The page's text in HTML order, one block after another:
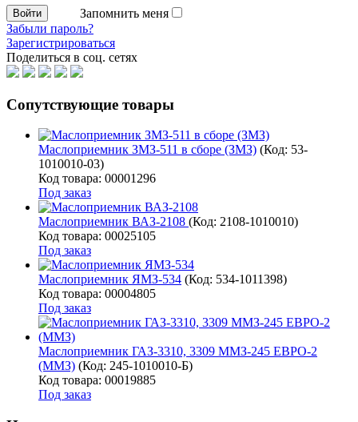
Запомнить меня
Забыли пароль?
Зарегистрироваться
Поделиться в соц. сетях
Сопутствующие товары
Маслоприемник ЗМЗ-511 в сборе (ЗМЗ) (Код: 53-
1010010-03)
Код товара: 00001296
Под заказ
Маслоприемник ВАЗ-2108 (Код: 2108-1010010)
Код товара: 00025105
Под заказ
Маслоприемник ЯМЗ-534 (Код: 534-1011398)
Код товара: 00004805
Под заказ
Маслоприемник ГАЗ-3310, 3309 ММЗ-245 ЕВРО-2
(ММЗ) (Код: 245-1010010-Б)
Код товара: 00019885
Под заказ